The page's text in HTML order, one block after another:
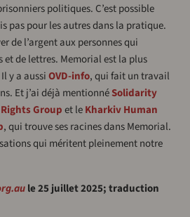
politiques. C’est possible
pas pour les autres dans la pratique.
de l’argent aux personnes qui
et de lettres. Memorial est la plus
y a aussiOVD-info, qui fait un travail
Et j’ai déjà mentionnéSolidarity
Groupet leKharkiv Human
, qui trouve ses racines dans Memorial.
qui méritent pleinement notre
le 25 juillet 2025; traduction